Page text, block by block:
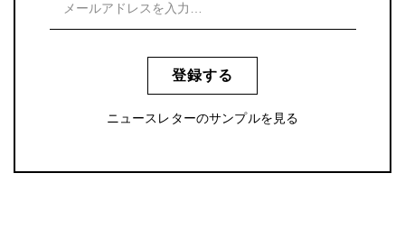
登録する
ニュースレターのサンプルを見る